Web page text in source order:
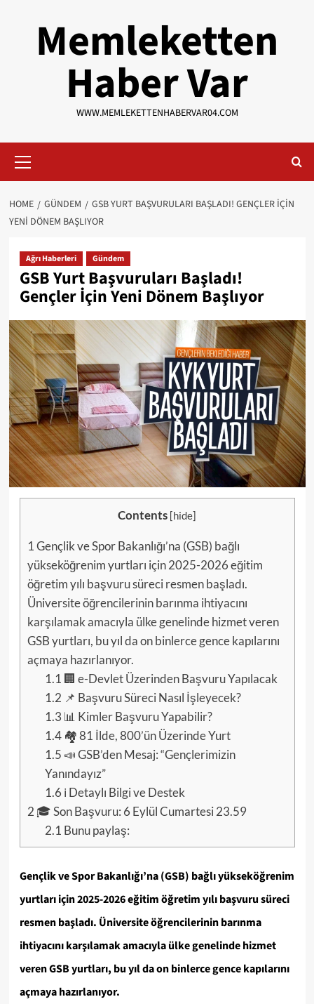
Memleketten
Haber Var
WWW.MEMLEKETTENHABERVAR04.COM
Menu
HOME GÜNDEM
GSB YURT BAŞVURULARI BAŞLADI! GENÇLER İÇIN
YENI DÖNEM BAŞLIYOR
Ağrı Haberleri Gündem
GSB Yurt Başvuruları Başladı!
Gençler İçin Yeni Dönem Başlıyor
Contents [hide]
1Gençlik ve Spor Bakanlığı’na (GSB) bağlı
yükseköğrenim yurtları için 2025-2026 eğitim
öğretim yılı başvuru süreci resmen başladı.
Üniversite öğrencilerinin barınma ihtiyacını
karşılamak amacıyla ülke genelinde hizmet veren
GSB yurtları, bu yıl da on binlerce gence kapılarını
açmaya hazırlanıyor.
1.1 🏢 e-Devlet Üzerinden Başvuru Yapılacak
1.2 📌 Başvuru Süreci Nasıl İşleyecek?
1.3 📊 Kimler Başvuru Yapabilir?
1.4 🏘️ 81 İlde, 800’ün Üzerinde Yurt
1.5 📣 GSB’den Mesaj: “Gençlerimizin
Yanındayız”
1.6 ℹ️ Detaylı Bilgi ve Destek
2 🎓 Son Başvuru: 6 Eylül Cumartesi 23.59
2.1 Bunu paylaş:
Gençlik ve Spor Bakanlığı’na (GSB) bağlı yükseköğrenim
yurtları için 2025-2026 eğitim öğretim yılı başvuru süreci
resmen başladı. Üniversite öğrencilerinin barınma
ihtiyacını karşılamak amacıyla ülke genelinde hizmet
veren GSB yurtları, bu yıl da on binlerce gence kapılarını
açmaya hazırlanıyor.